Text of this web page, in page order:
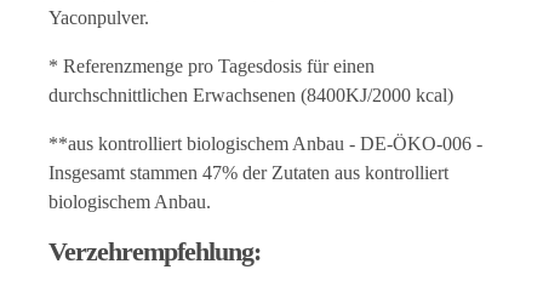
Yaconpulver.
* Referenzmenge pro Tagesdosis für einen
durchschnittlichen Erwachsenen (8400KJ/2000 kcal)
**aus kontrolliert biologischem Anbau - DE-ÖKO-006 -
Insgesamt stammen 47% der Zutaten aus kontrolliert
biologischem Anbau.
Verzehrempfehlung: